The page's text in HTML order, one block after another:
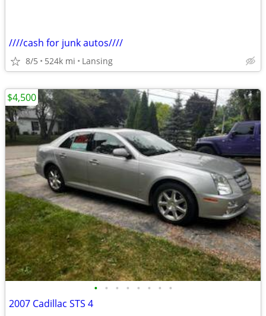
////cash for junk autos////
8/5 524k mi Lansing
• • • • • • • •
2007 Cadillac STS 4
$4,500